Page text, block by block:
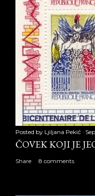
Posted by Ljiljana Pekić
ČOVEK KOJI JE
Share 8 comments